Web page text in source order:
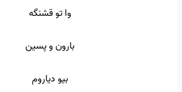
وا تو قشنگه
بارون و پسین
بیو دیاروم